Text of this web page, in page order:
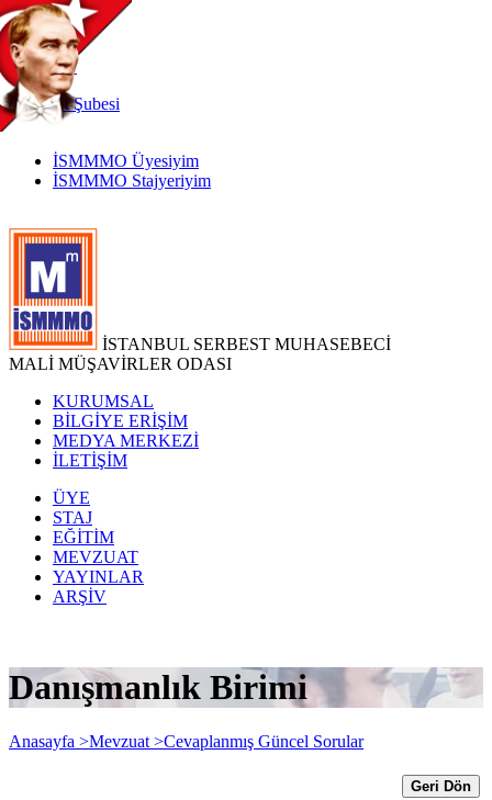
TR
|
EN
İnternetŞubesi
İSMMMO Üyesiyim
İSMMMO Stajyeriyim
İSTANBUL SERBEST MUHASEBECİ
MALİ MÜŞAVİRLER ODASI
KURUMSAL
BİLGİYE ERİŞİM
MEDYA MERKEZİ
İLETİŞİM
ÜYE
STAJ
EĞİTİM
MEVZUAT
YAYINLAR
ARŞİV
Danışmanlık Birimi
Anasayfa >Mevzuat >Cevaplanmış Güncel Sorular
Geri Dön